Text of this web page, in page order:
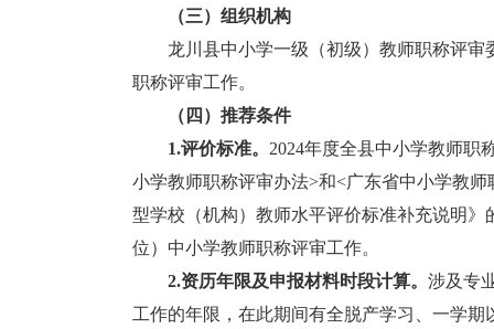
（三）组织机构
龙川县中小学一级（初级）教师职称评审
职称评审工作。
（四）推荐条件
1.评价标准。 2024年度全县中小学教师职
小学教师职称评审办法>和<广东省中小学教
型学校（机构）教师水平评价标准补充说明
位）中小学教师职称评审工作。
2.资历年限及申报材料时段计算。 涉及专
工作的年限，在此期间有全脱产学习、一学